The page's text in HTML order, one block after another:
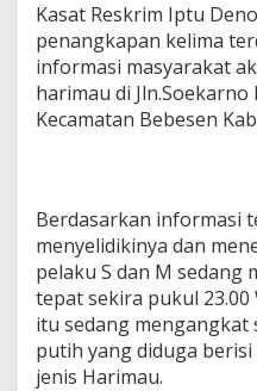
Kasat Reskrim Iptu
penangkapan kelima
informasi masyarakat
harimau di
Kecamatan Bebesen
Berdasarkan informasi
menyelidikinya dan
pelaku S dan M sedang
tepat sekira pukul
itu sedang
putih yang diduga
jenis Harimau.